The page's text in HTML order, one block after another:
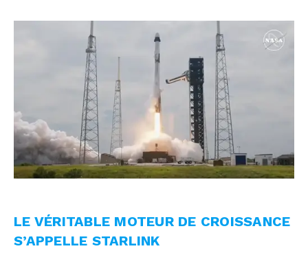
LE VÉRITABLE MOTEUR DE CROISSANCE
S’APPELLE STARLINK